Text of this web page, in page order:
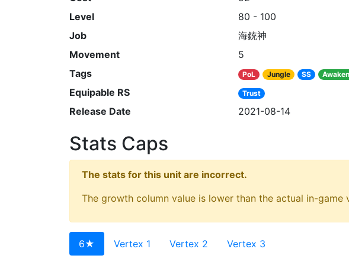
Level
80 - 100
Job
海銃神
Movement
5
Tags
PoL Jungle SS
Equipable RS Trust
Release Date 2021-08-14
Stats Caps
The stats for this unit are incorrect.
The growth column value is lower than the actual in-
6★ Vertex 1 Vertex 2 Vertex 3